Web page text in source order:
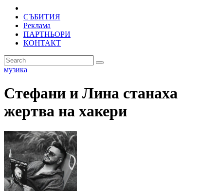
СЪБИТИЯ
Реклама
ПАРТНЬОРИ
КОНТАКТ
музика
Стефани и Лина станаха
жертва на хакери